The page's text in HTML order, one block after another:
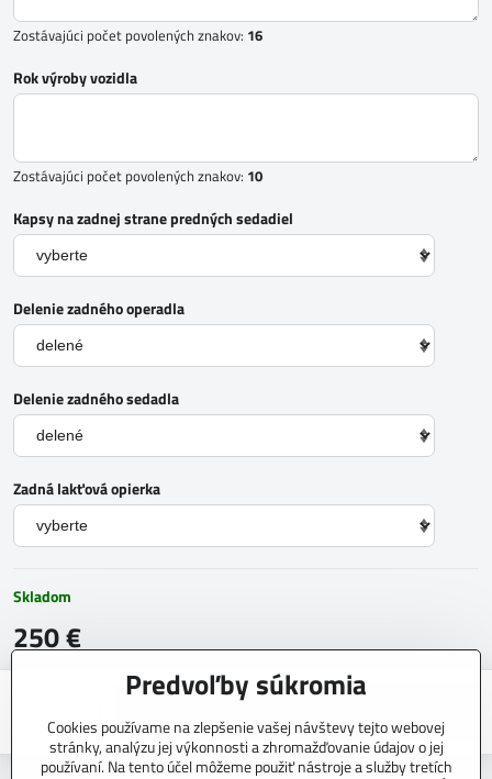
Zostávajúci počet povolených znakov: 16
Rok výroby vozidla
Zostávajúci počet povolených znakov: 10
Kapsy na zadnej strane predných sedadiel
Delenie zadného operadla
Delenie zadného sedadla
Zadná lakťová opierka
Skladom
250 €
Predvoľby súkromia
Cookies používame na zlepšenie vašej návštevy tejto webovej
stránky, analýzu jej výkonnosti a zhromažďovanie údajov o jej
používaní. Na tento účel môžeme použiť nástroje a služby tretích